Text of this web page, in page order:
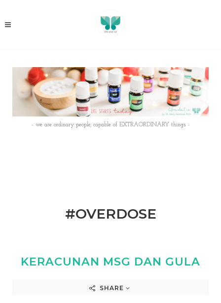
- we are ordinary people, capable of EXTRAORDINARY things -
#OVERDOSE
KERACUNAN MSG DAN GULA
SHARE